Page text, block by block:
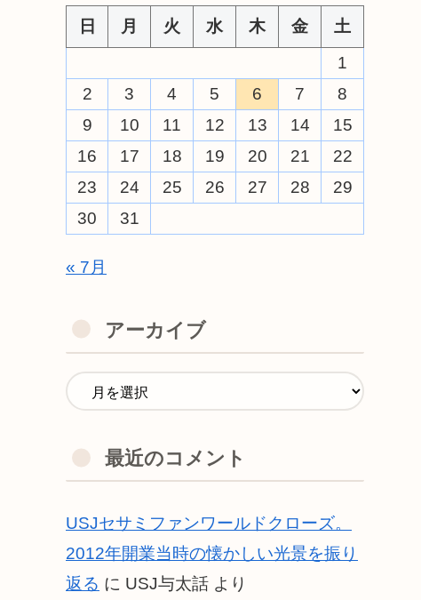
日
月 火 水 木 金
土
1
2
3 4 5 6 7
8
9
10 11 12 13 14
15
16
17 18 19 20 21
22
23
24 25 26 27 28
29
30
31
« 7月
アーカイブ
最近のコメント
USJセサミファンワールドクローズ。
2012年開業当時の懐かしい光景を振り
返る に USJ与太話 より